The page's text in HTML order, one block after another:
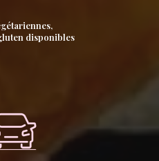
disponibles